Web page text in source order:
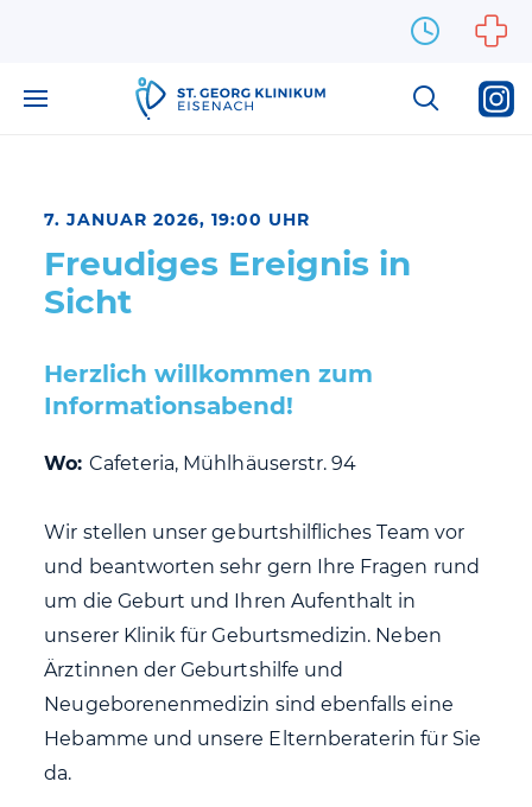
7. JANUAR 2026, 19:00 UHR
Freudiges Ereignis in
Sicht
Herzlich willkommen zum
Informationsabend!
Wo: Cafeteria, Mühlhäuserstr. 94
Wir stellen unser geburtshilfliches Team vor
und beantworten sehr gern Ihre Fragen rund
um die Geburt und Ihren Aufenthalt in
unserer Klinik für Geburtsmedizin. Neben
Ärztinnen der Geburtshilfe und
Neugeborenenmedizin sind ebenfalls eine
Hebamme und unsere Elternberaterin für Sie
da.